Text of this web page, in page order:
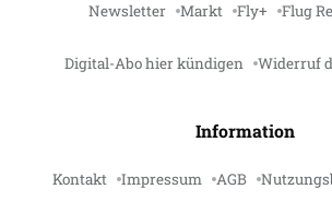
Newsletter Markt Fly+ Flug
Digital-Abo hier kündigen Widerruf
Information
Kontakt Impressum AGB